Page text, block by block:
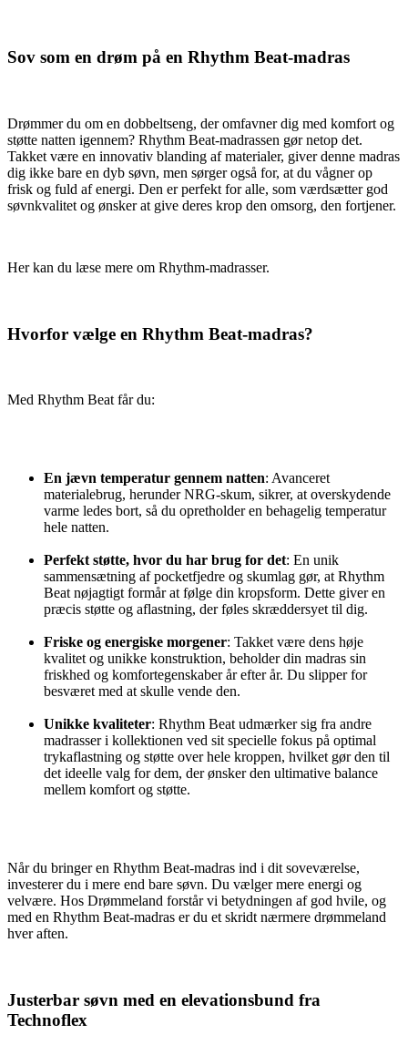
Sov som en drøm på en Rhythm Beat-madras
Drømmer du om en dobbeltseng, der omfavner dig med komfort og
støtte natten igennem? Rhythm Beat-madrassen gør netop det.
Takket være en innovativ blanding af materialer, giver denne madras
dig ikke bare en dyb søvn, men sørger også for, at du vågner op
frisk og fuld af energi. Den er perfekt for alle, som værdsætter god
søvnkvalitet og ønsker at give deres krop den omsorg, den fortjener.
Her kan du læse mere om Rhythm-madrasser.
Hvorfor vælge en Rhythm Beat-madras?
Med Rhythm Beat får du:
En jævn temperatur gennem natten: Avanceret
materialebrug, herunder NRG-skum, sikrer, at overskydende
varme ledes bort, så du opretholder en behagelig temperatur
hele natten.
Perfekt støtte, hvor du har brug for det: En unik
sammensætning af pocketfjedre og skumlag gør, at Rhythm
Beat nøjagtigt formår at følge din kropsform. Dette giver en
præcis støtte og aflastning, der føles skræddersyet til dig.
Friske og energiske morgener: Takket være dens høje
kvalitet og unikke konstruktion, beholder din madras sin
friskhed og komfortegenskaber år efter år. Du slipper for
besværet med at skulle vende den.
Unikke kvaliteter: Rhythm Beat udmærker sig fra andre
madrasser i kollektionen ved sit specielle fokus på optimal
trykaflastning og støtte over hele kroppen, hvilket gør den til
det ideelle valg for dem, der ønsker den ultimative balance
mellem komfort og støtte.
Når du bringer en Rhythm Beat-madras ind i dit soveværelse,
investerer du i mere end bare søvn. Du vælger mere energi og
velvære. Hos Drømmeland forstår vi betydningen af god hvile, og
med en Rhythm Beat-madras er du et skridt nærmere drømmeland
hver aften.
Justerbar søvn med en elevationsbund fra
Technoflex